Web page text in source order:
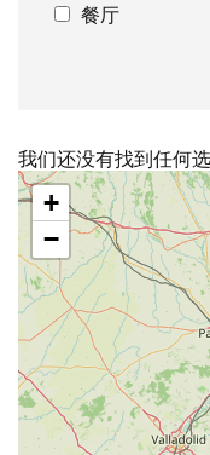
餐厅
我们还没有找到任何
跳
过
地
图
+
−